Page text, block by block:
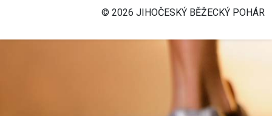
© 2026 JIHOČESKÝ BĚŽECKÝ POHÁR